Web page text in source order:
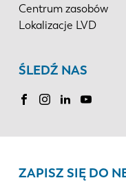
Centrum zasobów
Lokalizacje LVD
ŚLEDŹ NAS
ZAPISZ SIĘ DO